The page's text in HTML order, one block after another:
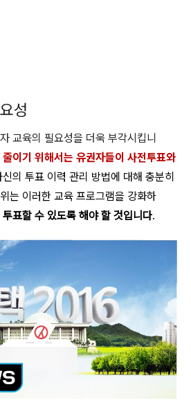
성
교육의 필요성을 더욱 부각시킵니
이기 위해서는 유권자들이 사전투표와
의 투표 이력 관리 방법에 대해 충분히
는 이러한 교육 프로그램을 강화하
표할 수 있도록 해야 할 것입니다.